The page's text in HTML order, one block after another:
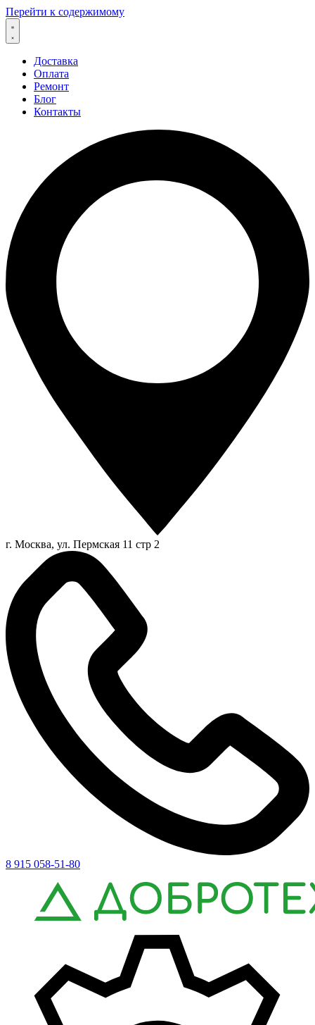
Перейти к содержимому
Доставка
Оплата
Ремонт
Блог
Контакты
г. Москва, ул. Пермская 11 стр 2
8 915 058-51-80